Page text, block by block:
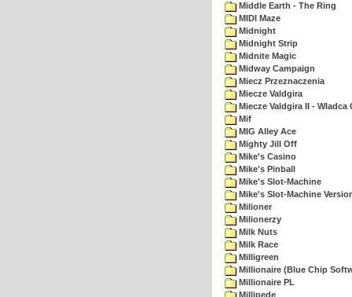
Middle Earth - The Ring
MIDI Maze
Midnight
Midnight Strip
Midnite Magic
Midway Campaign
Miecz Przeznaczenia
Miecze Valdgira
Miecze Valdgira II - Wladca
Mif
MIG Alley Ace
Mighty Jill Off
Mike's Casino
Mike's Pinball
Mike's Slot-Machine
Mike's Slot-Machine
Milioner
Milionerzy
Milk Nuts
Milk Race
Milligreen
Millionaire (Blue Chip
Millionaire PL
Millipede